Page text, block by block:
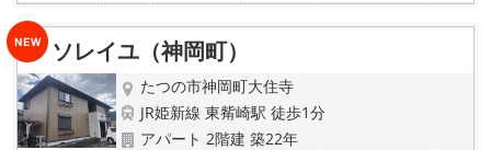
店舗情報·アクセス
会社概要
メールでお問い合わせ
り
ソレイユ（神岡町）
たつの市神岡町大住寺
JR姫新線 東觜崎駅 徒歩1分
アパート 2階建 築22年